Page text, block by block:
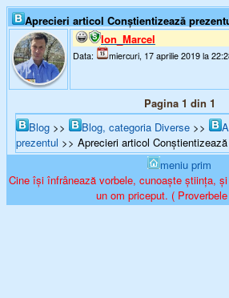
Aprecieri articol Conştientizează
Ion_Marcel
Data: miercuri, 17 aprilie 2019 la
Pagina 1 din 1
Blog >> Blog, categoria Diverse >>
prezentul >> Aprecieri articol
meniu prim
Cine își înfrânează vorbele, cunoaște știința,
un om priceput. (